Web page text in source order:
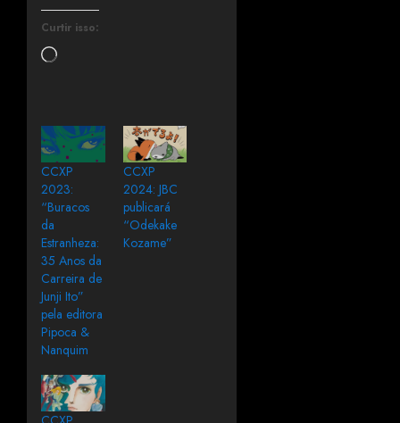
Curtir isso:
CCXP
2023:
“Buracos
da
Estranheza:
35 Anos da
Carreira de
Junji Ito”
pela editora
Pipoca &
Nanquim
CCXP
2024: JBC
publicará
“Odekake
Kozame”